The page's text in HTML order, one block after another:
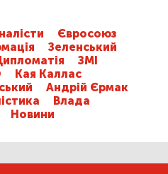
Євросоюз
Зеленський
ЗМІ
Кая Каллас
Андрій Єрмак
Влада
Новини